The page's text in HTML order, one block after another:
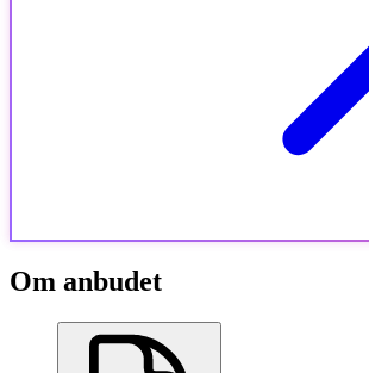
Om anbudet